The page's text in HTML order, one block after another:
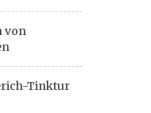
von
Tinktur